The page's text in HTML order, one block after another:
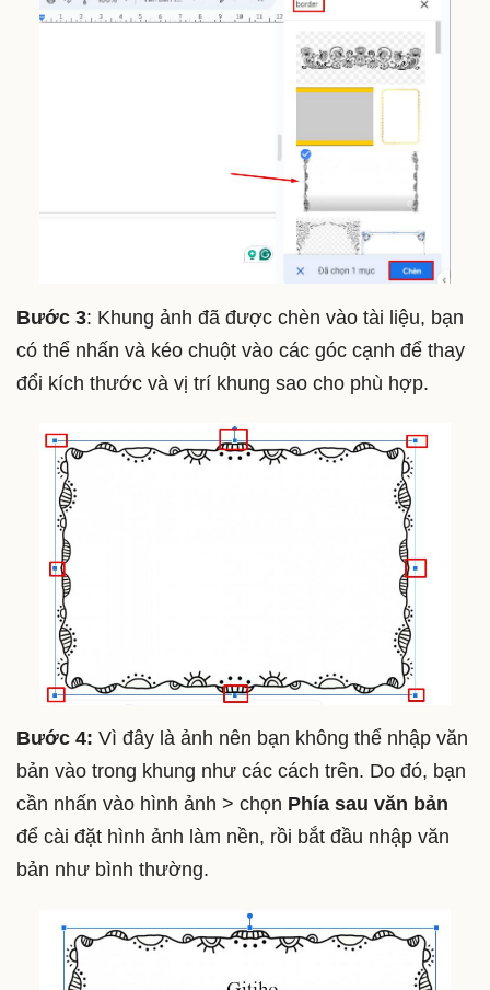
Bước 3: Khung ảnh đã được chèn vào tài liệu, bạn
có thể nhấn và kéo chuột vào các góc cạnh để thay
đổi kích thước và vị trí khung sao cho phù hợp.
Bước 4: Vì đây là ảnh nên bạn không thể nhập văn
bản vào trong khung như các cách trên. Do đó, bạn
cần nhấn vào hình ảnh > chọn Phía sau văn bản
để cài đặt hình ảnh làm nền, rồi bắt đầu nhập văn
bản như bình thường.